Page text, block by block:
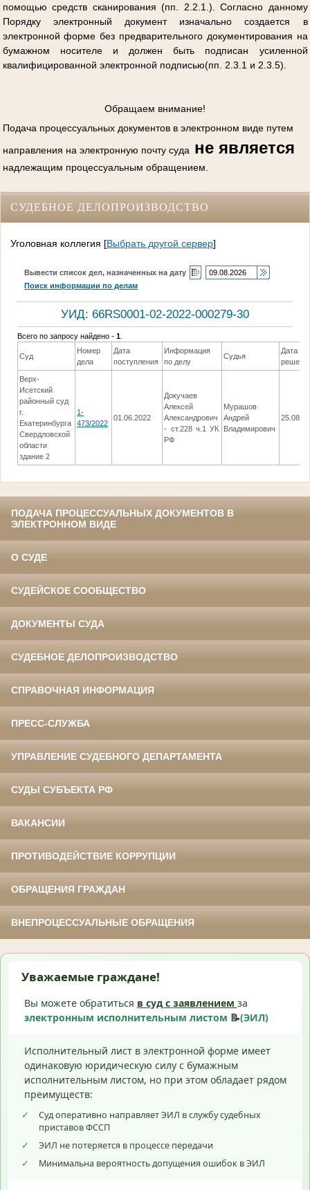
помощью средств сканирования (пп. 2.2.1.). Согласно данному
Порядку электронный документ изначально создается в
электронной форме без предварительного документирования на
бумажном носителе и должен быть подписан усиленной
квалифицированной электронной подписью(пп. 2.3.1 и 2.3.5).
Обращаем внимание!
Подача процессуальных документов в электронном виде путем
направления на электронную почту суда не является
надлежащим процессуальным обращением.
СУДЕБНОЕ ДЕЛОПРОИЗВОДСТВО
Уголовная коллегия [Выбрать другой сервер]
Вывести список дел, назначенных на дату
Поиск информации по делам
УИД: 66RS0001-02-2022-000279-30
Всего по запросу найдено -1
Суд
Номер
дела
Дата
поступления
Информация
по делу
Судья
Дата
Верх-
Исетский
районный суд
г.
Екатеринбурга
Свердловской
области
здание 2
1-
473/2022
01.06.2022
Докучаев
Алексей
Александрович
- ст.228 ч.1 УК
РФ
Мурашов
Андрей
Владимирович
ПОДАЧА ПРОЦЕССУАЛЬНЫХ ДОКУМЕНТОВ В
ЭЛЕКТРОННОМ ВИДЕ
О СУДЕ
СУДЕЙСКОЕ СООБЩЕСТВО
ДОКУМЕНТЫ СУДА
СУДЕБНОЕ ДЕЛОПРОИЗВОДСТВО
СПРАВОЧНАЯ ИНФОРМАЦИЯ
ПРЕСС-СЛУЖБА
УПРАВЛЕНИЕ СУДЕБНОГО ДЕПАРТАМЕНТА
СУДЫ СУБЪЕКТА РФ
ВАКАНСИИ
ПРОТИВОДЕЙСТВИЕ КОРРУПЦИИ
ОБРАЩЕНИЯ ГРАЖДАН
ВНЕПРОЦЕССУАЛЬНЫЕ ОБРАЩЕНИЯ
Уважаемые граждане!
Вы можете обратиться в суд с заявлением за
электронным исполнительным листом 📝(ЭИЛ)
Исполнительный лист в электронной форме имеет
одинаковую юридическую силу с бумажным
исполнительным листом, но при этом обладает рядом
преимуществ:
✓
Суд оперативно направляет ЭИЛ в службу судебных
приставов ФССП
✓
ЭИЛ не потеряется в процессе передачи
✓
Минимальна вероятность допущения ошибок в ЭИЛ